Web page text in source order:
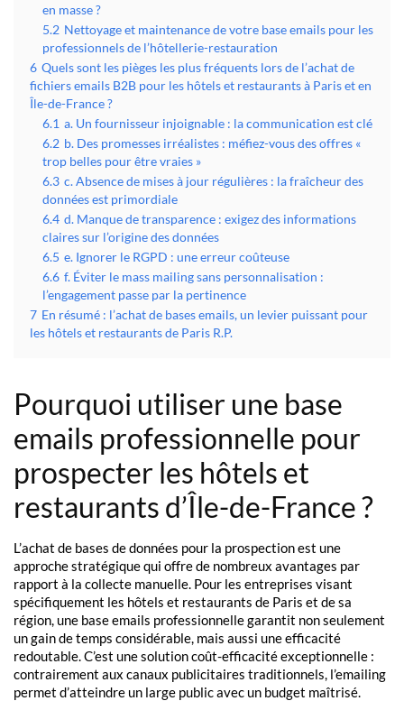
en masse ?
5.2 Nettoyage et maintenance de votre base emails pour les
professionnels de l’hôtellerie-restauration
6 Quels sont les pièges les plus fréquents lors de l’achat de
fichiers emails B2B pour les hôtels et restaurants à Paris et en
Île-de-France ?
6.1 a. Un fournisseur injoignable : la communication est clé
6.2 b. Des promesses irréalistes : méfiez-vous des offres «
trop belles pour être vraies »
6.3 c. Absence de mises à jour régulières : la fraîcheur des
données est primordiale
6.4 d. Manque de transparence : exigez des informations
claires sur l’origine des données
6.5 e. Ignorer le RGPD : une erreur coûteuse
6.6 f. Éviter le mass mailing sans personnalisation :
l’engagement passe par la pertinence
7 En résumé : l’achat de bases emails, un levier puissant pour
les hôtels et restaurants de Paris R.P.
Pourquoi utiliser une base
emails professionnelle pour
prospecter les hôtels et
restaurants d’Île-de-France ?
L’achat de bases de données pour la prospection est une
approche stratégique qui offre de nombreux avantages par
rapport à la collecte manuelle. Pour les entreprises visant
spécifiquement les hôtels et restaurants de Paris et de sa
région, une base emails professionnelle garantit non seulement
un gain de temps considérable, mais aussi une efficacité
redoutable. C’est une solution coût-efficacité exceptionnelle :
contrairement aux canaux publicitaires traditionnels, l’emailing
permet d’atteindre un large public avec un budget maîtrisé.